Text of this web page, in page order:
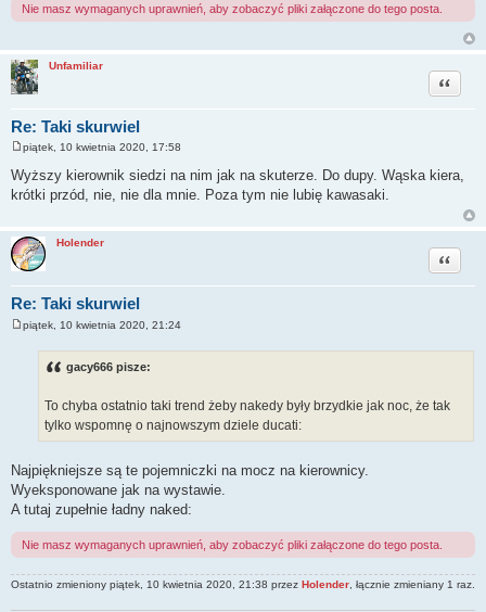
Nie masz wymaganych uprawnień, aby zobaczyć pliki załączone do tego posta.
Unfamiliar
Re: Taki skurwiel
Cytuj
o
s
t
piątek, 10 kwietnia 2020, 17:58
Wyższy kierownik siedzi na nim jak na skuterze. Do dupy. Wąska kiera,
krótki przód, nie, nie dla mnie. Poza tym nie lubię kawasaki.
Holender
Re: Taki skurwiel
Cytuj
P
piątek, 10 kwietnia 2020, 21:24
gacy666 pisze:
To chyba ostatnio taki trend żeby nakedy były brzydkie jak noc, że tak
tylko wspomnę o najnowszym dziele ducati:
Najpiękniejsze są te pojemniczki na mocz na kierownicy.
Wyeksponowane jak na wystawie.
A tutaj zupełnie ładny naked:
Nie masz wymaganych uprawnień, aby zobaczyć pliki załączone do tego posta.
Ostatnio zmieniony piątek, 10 kwietnia 2020, 21:38 przez Holender , łącznie zmieniany 1 raz.